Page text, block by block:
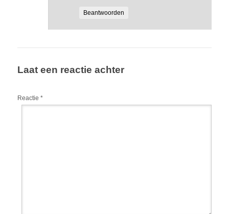
Beantwoorden
Laat een reactie achter
Reactie *